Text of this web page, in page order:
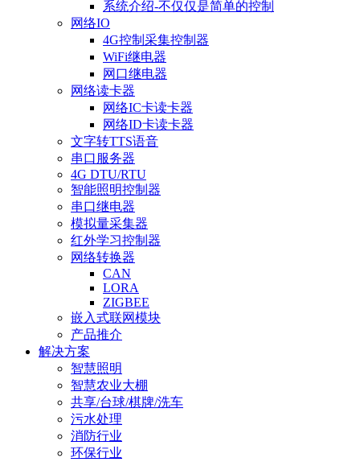
系统介绍-不仅仅是简单的控制
网络IO
4G控制采集控制器
WiFi继电器
网口继电器
网络读卡器
网络IC卡读卡器
网络ID卡读卡器
文字转TTS语音
串口服务器
4G DTU/RTU
智能照明控制器
串口继电器
模拟量采集器
红外学习控制器
网络转换器
CAN
LORA
ZIGBEE
嵌入式联网模块
产品推介
解决方案
智慧照明
智慧农业大棚
共享/台球/棋牌/洗车
污水处理
消防行业
环保行业